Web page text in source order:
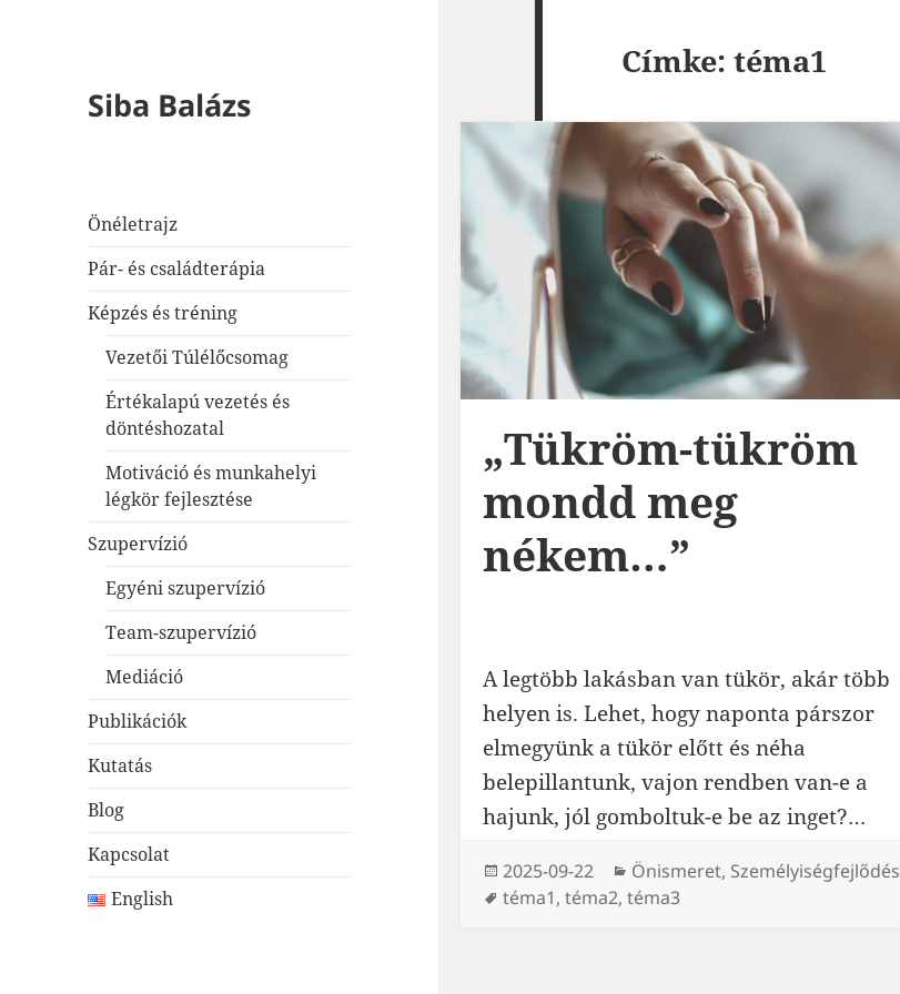
Siba Balázs
Önéletrajz
Pár- és családterápia
Képzés és tréning
Vezetői Túlélőcsomag
Értékalapú vezetés és
döntéshozatal
Motiváció és munkahelyi
légkör fejlesztése
Szupervízió
Egyéni szupervízió
Team-szupervízió
Mediáció
Publikációk
Kutatás
Blog
Kapcsolat
English
Címke: téma1
„Tükröm-tükröm
mondd meg
nékem…”
A legtöbb lakásban van tükör, akár több
helyen is. Lehet, hogy naponta párszor
elmegyünk a tükör előtt és néha
belepillantunk, vajon rendben van-e a
hajunk, jól gomboltuk-e be az inget?…
Közzétéve
2025-09-22 Kategória
Önismeret, Személyiségfejlődés
Címke
téma1,téma2,téma3